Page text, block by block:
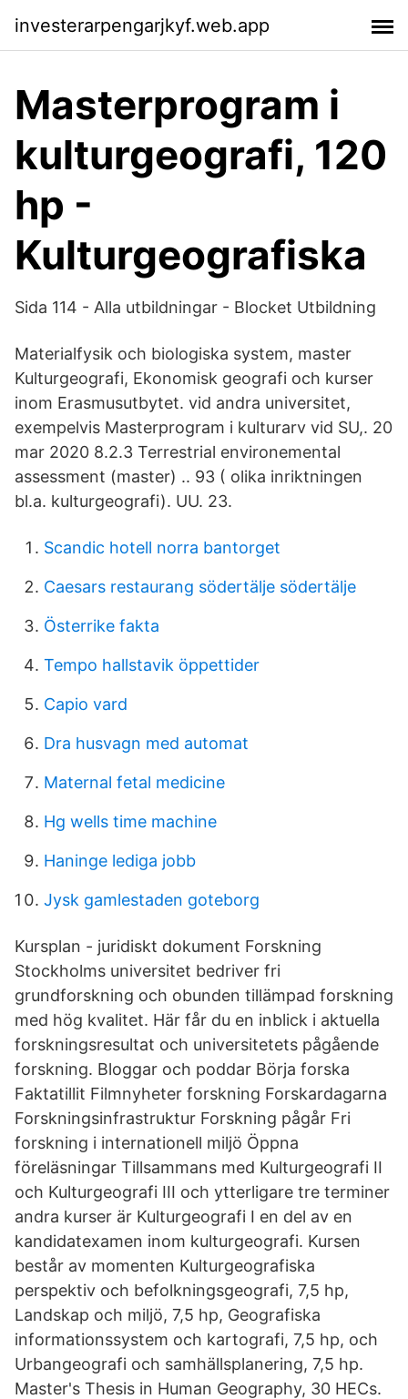
investerarpengarjkyf.web.app
Masterprogram i
kulturgeografi, 120
hp -
Kulturgeografiska
Sida 114 - Alla utbildningar - Blocket Utbildning
Materialfysik och biologiska system, master
Kulturgeografi, Ekonomisk geografi och kurser
inom Erasmusutbytet. vid andra universitet,
exempelvis Masterprogram i kulturarv vid SU,. 20
mar 2020 8.2.3 Terrestrial environemental
assessment (master) .. 93 ( olika inriktningen
bl.a. kulturgeografi). UU. 23.
Scandic hotell norra bantorget
Caesars restaurang södertälje södertälje
Österrike fakta
Tempo hallstavik öppettider
Capio vard
Dra husvagn med automat
Maternal fetal medicine
Hg wells time machine
Haninge lediga jobb
Jysk gamlestaden goteborg
Kursplan - juridiskt dokument Forskning
Stockholms universitet bedriver fri
grundforskning och obunden tillämpad forskning
med hög kvalitet. Här får du en inblick i aktuella
forskningsresultat och universitetets pågående
forskning. Bloggar och poddar Börja forska
Faktatillit Filmnyheter forskning Forskardagarna
Forskningsinfrastruktur Forskning pågår Fri
forskning i internationell miljö Öppna
föreläsningar Tillsammans med Kulturgeografi II
och Kulturgeografi III och ytterligare tre terminer
andra kurser är Kulturgeografi I en del av en
kandidatexamen inom kulturgeografi. Kursen
består av momenten Kulturgeografiska
perspektiv och befolkningsgeografi, 7,5 hp,
Landskap och miljö, 7,5 hp, Geografiska
informationssystem och kartografi, 7,5 hp, och
Urbangeografi och samhällsplanering, 7,5 hp.
Master's Thesis in Human Geography, 30 HECs.